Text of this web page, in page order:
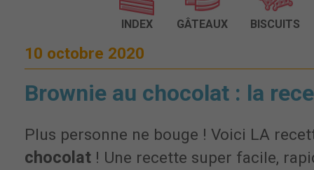
INDEX GÂTEAUX BISCUITS
10 octobre 2020
Brownie au chocolat : la
Plus personne ne bouge ! Voici LA
chocolat ! Une recette super facile,